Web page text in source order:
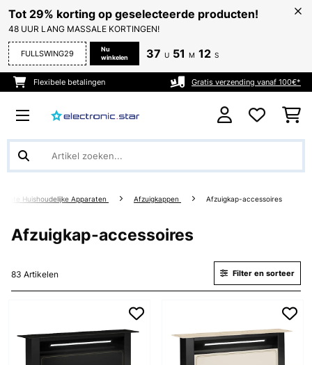
Tot 29% korting op geselecteerde producten!
48 UUR LANG MASSALE KORTINGEN!
FULLSWING29
Nu
winkelen
37 U 51 M 11 S
Flexibele betalingen Gratis verzending vanaf 100€*
Grote Huishoudelijke Apparaten Afzuigkappen Afzuigkap-accessoires
Afzuigkap-accessoires
83 Artikelen Filter en sorteer